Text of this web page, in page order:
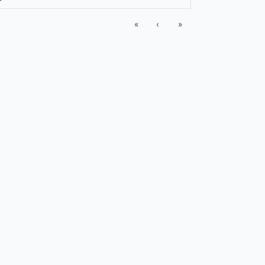
« ‹ »